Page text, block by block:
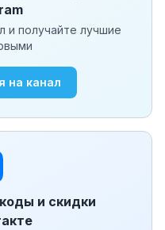
и получайте лучшие
на канал
и скидки